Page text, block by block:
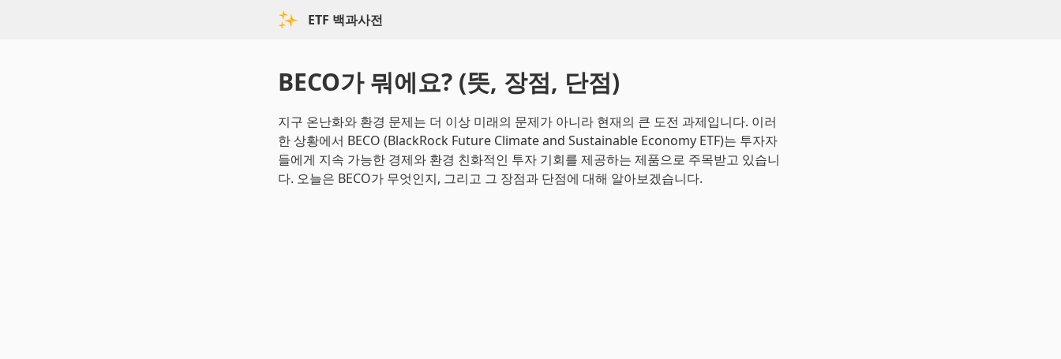
ETF 백과사전
BECO가 뭐에요? (뜻, 장점, 단점)
지구 온난화와 환경 문제는 더 이상 미래의 문제가 아니라 현재의 큰 도전 과제입니다. 이러
한 상황에서 BECO (BlackRock Future Climate and Sustainable Economy ETF)는 투자자
들에게 지속 가능한 경제와 환경 친화적인 투자 기회를 제공하는 제품으로 주목받고 있습니
다. 오늘은 BECO가 무엇인지, 그리고 그 장점과 단점에 대해 알아보겠습니다.